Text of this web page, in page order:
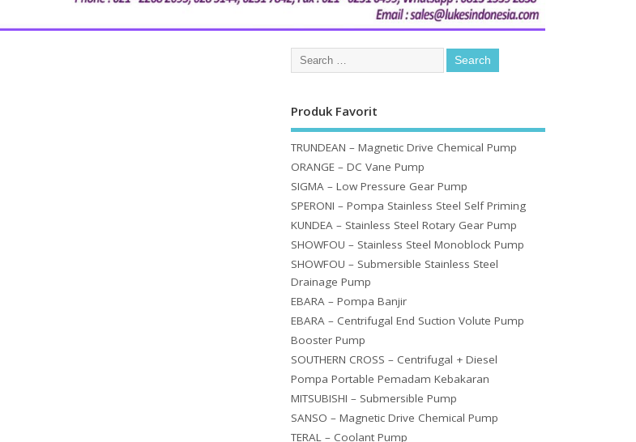
Produk Favorit
TRUNDEAN – Magnetic Drive Chemical Pump
ORANGE – DC Vane Pump
SIGMA – Low Pressure Gear Pump
SPERONI – Pompa Stainless Steel Self Priming
KUNDEA – Stainless Steel Rotary Gear Pump
SHOWFOU – Stainless Steel Monoblock Pump
SHOWFOU – Submersible Stainless Steel
Drainage Pump
EBARA – Pompa Banjir
EBARA – Centrifugal End Suction Volute Pump
Booster Pump
SOUTHERN CROSS – Centrifugal + Diesel
Pompa Portable Pemadam Kebakaran
MITSUBISHI – Submersible Pump
SANSO – Magnetic Drive Chemical Pump
TERAL – Coolant Pump